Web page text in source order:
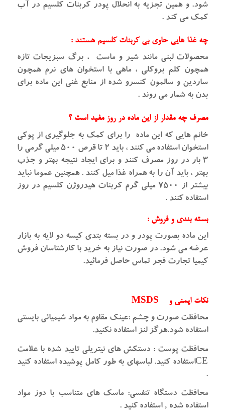
شود. و همین تجزیه به انحلال پودر کربنات کلسیم در آب
کمک می کند .
چه غذا هایی حاوی بی کربنات کلسیم هستند :
محصولات لبنی مانند شیر و ماست ، برگ سبزیجات تازه
همچون کلم بروکلی ، ماهی با استخوان های نرم همچون
ساردین و سالمون کنسرو شده از منابع غنی این ماده برای
بدن به شمار می روند .
مصرف چه مقدار از این ماده در روز مفید است ؟
خانم هایی که این ماده را برای کمک به جلوگیری از پوکی
استخوان استفاده می کنند ، باید ۲ تا قرص ۵۰۰ میلی گرمی را
۳ بار در روز مصرف کنند و برای ایجاد نتیجه بهتر و جذب
بهتر ، باید آن را به همراه غذا میل کنند . همچنین عموما نباید
بیشتر از ۷۵۰۰ میلی گرم کربنات هیدروژن کلسیم در روز
استفاده کنند .
بسته بندی و فروش :
این ماده بصورت پودر و در بسته بتدی کیسه دو لایه به بازار
عرضه می شود. در صورت نیاز به خرید با کارشتاسان فروش
کیمیا تجارت فجر تماس حاصل فرمائید.
نکات ایمنی و MSDS
محافظت صورت و چشم :عینک مقاوم به مواد شیمیائی بایستی
استفاده شود.هرگز لنز استفاده نکنید.
محافظت پوست : دستکش های نیتریلی تایید شده با علامت
CEاستفاده کنید. لباسهای به طور کامل پوشیده استفاده کنید
.
محافظت دستگاه تنفسی: ماسک های متناسب با دوز مواد
استفاده شده ‚ استفاده کنید .